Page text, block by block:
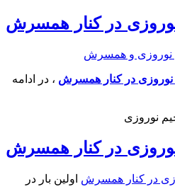
در کنار همسرش
نوروزی در کنار همسرش ، در ادامه
در کنار همسرش
در کنار همسرش اولین بار در